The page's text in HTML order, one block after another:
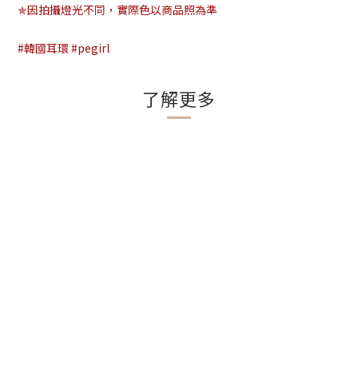
✯因拍攝燈光不同，實際色以商品照為準
#韓國耳環 #pegirl
了解更多